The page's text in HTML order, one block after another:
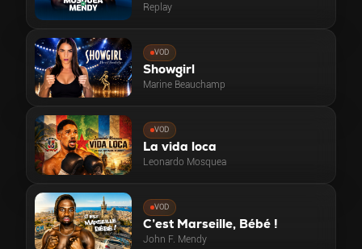
Replay
VOD
Showgirl
Marine Beauchamp
VOD
La vida loca
Leonardo Mosquea
VOD
C’est Marseille, Bébé !
John F. Mendy